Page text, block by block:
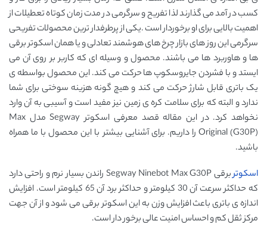
کسب در آمد می گذارند لذا تفریح و سرگرمی در مدت زمان کوتاه تعطیلات از
اهمیت بالایی برای او برخوردار است .یکی از پرطرفدار ترین محصولات تفریحی
سرگرمی این روز های بازار چرخ های هوشمند تعادلی و یا همان اسکوتر برقی
ها و هاوربرد ها می باشند. محصول و وسیله ای که کاربر بر روی آن می
ایستد و با فشردن جایروسکوپ ها حرکت می کند. این محصول بواسطه ی
یک باتری قابل شارژ حرکت می کند و هیچ گونه هزینه سوختی برای شما
ندارد و البته که برای سلامت کره ی زمین نیز مفید است و آسیبی به آن وارد
نخواهد کرد. در این مقاله قصد معرفی اسکوتر Segway مدل Max
Original (G30P) را داریم. برای آشنایی بیشتر با این محصول با ما همراه
باشید.
اسکوتر
برقی Segway Ninebot Max G30P راندن بسیار نرم و راحتی دارد
که حداکثر سرعت آن 30 کیلومتر و حداکثر برد آن 65 کیلومتر است. افزایش
اندازه ی باتری باعث افزایش وزن به این اسکوتر برقی می شود و از آن جهت
مرکز ثقل کم و احساس امنیت عالی برخور دار است.